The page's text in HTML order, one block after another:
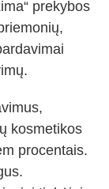
prekybos
kosmetikos
procentais.